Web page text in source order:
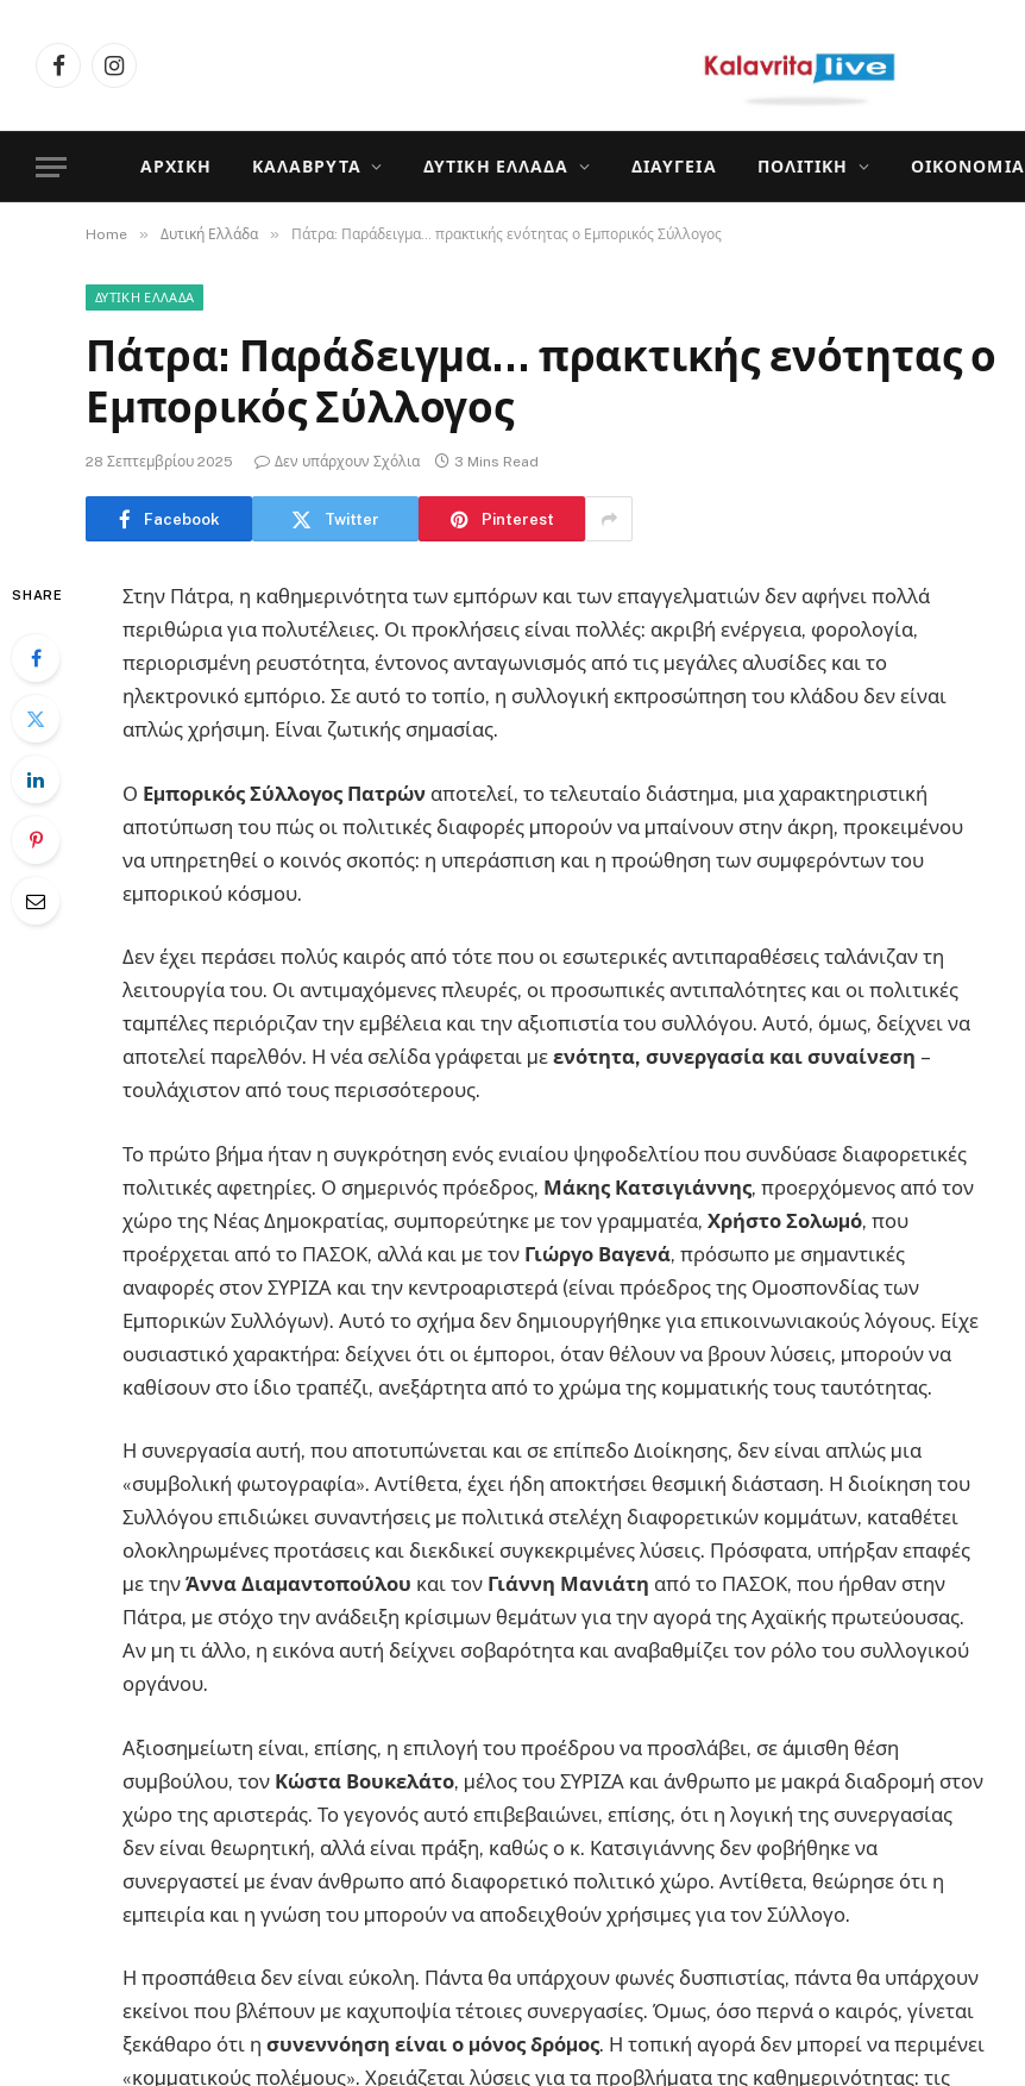
FacebookInstagram
ΑΡΧΙΚΉ ΚΑΛΆΒΡΥΤΑ ΔΥΤΙΚΉ ΕΛΛΆΔΑ ΔΙΑΎΓΕΙΑ ΠΟΛΙΤΙΚΉ ΟΙΚΟΝΟΜΊΑ
Home » Δυτική Ελλάδα » Πάτρα: Παράδειγμα… πρακτικής ενότητας ο Εμπορικός Σύλλογος
ΔΥΤΙΚΉ ΕΛΛΆΔΑ
Πάτρα: Παράδειγμα… πρακτικής ενότητας ο
Εμπορικός Σύλλογος
28 Σεπτεμβρίου 2025 Δεν υπάρχουν Σχόλια 3 Mins Read
Facebook Twitter Pinterest
SHARE
Στην Πάτρα, η καθηµερινότητα των εµπόρων και των επαγγελµατιών δεν αφήνει πολλά
περιθώρια για πολυτέλειες. Οι προκλήσεις είναι πολλές: ακριβή ενέργεια, φορολογία,
περιορισµένη ρευστότητα, έντονος ανταγωνισµός από τις µεγάλες αλυσίδες και το
ηλεκτρονικό εµπόριο. Σε αυτό το τοπίο, η συλλογική εκπροσώπηση του κλάδου δεν είναι
απλώς χρήσιµη. Είναι ζωτικής σηµασίας.
Ο Εµπορικός Σύλλογος Πατρών αποτελεί, το τελευταίο διάστηµα, µια χαρακτηριστική
αποτύπωση του πώς οι πολιτικές διαφορές µπορούν να µπαίνουν στην άκρη, προκειµένου
να υπηρετηθεί ο κοινός σκοπός: η υπεράσπιση και η προώθηση των συµφερόντων του
εµπορικού κόσµου.
Δεν έχει περάσει πολύς καιρός από τότε που οι εσωτερικές αντιπαραθέσεις ταλάνιζαν τη
λειτουργία του. Οι αντιµαχόµενες πλευρές, οι προσωπικές αντιπαλότητες και οι πολιτικές
ταµπέλες περιόριζαν την εµβέλεια και την αξιοπιστία του συλλόγου. Αυτό, όµως, δείχνει να
αποτελεί παρελθόν. Η νέα σελίδα γράφεται µε ενότητα, συνεργασία και συναίνεση –
τουλάχιστον από τους περισσότερους.
Το πρώτο βήµα ήταν η συγκρότηση ενός ενιαίου ψηφοδελτίου που συνδύασε διαφορετικές
πολιτικές αφετηρίες. Ο σηµερινός πρόεδρος, Μάκης Κατσιγιάννης, προερχόµενος από τον
χώρο της Νέας Δηµοκρατίας, συµπορεύτηκε µε τον γραµµατέα, Χρήστο Σολωµό, που
προέρχεται από το ΠΑΣΟΚ, αλλά και µε τον Γιώργο Βαγενά, πρόσωπο µε σηµαντικές
αναφορές στον ΣΥΡΙΖΑ και την κεντροαριστερά (είναι πρόεδρος της Οµοσπονδίας των
Εµπορικών Συλλόγων). Αυτό το σχήµα δεν δηµιουργήθηκε για επικοινωνιακούς λόγους. Είχε
ουσιαστικό χαρακτήρα: δείχνει ότι οι έµποροι, όταν θέλουν να βρουν λύσεις, µπορούν να
καθίσουν στο ίδιο τραπέζι, ανεξάρτητα από το χρώµα της κοµµατικής τους ταυτότητας.
Η συνεργασία αυτή, που αποτυπώνεται και σε επίπεδο Διοίκησης, δεν είναι απλώς µια
«συµβολική φωτογραφία». Αντίθετα, έχει ήδη αποκτήσει θεσµική διάσταση. Η διοίκηση του
Συλλόγου επιδιώκει συναντήσεις µε πολιτικά στελέχη διαφορετικών κοµµάτων, καταθέτει
ολοκληρωµένες προτάσεις και διεκδικεί συγκεκριµένες λύσεις. Πρόσφατα, υπήρξαν επαφές
µε την Άννα Διαµαντοπούλου και τον Γιάννη Μανιάτη από το ΠΑΣΟΚ, που ήρθαν στην
Πάτρα, µε στόχο την ανάδειξη κρίσιµων θεµάτων για την αγορά της Αχαϊκής πρωτεύουσας.
Αν µη τι άλλο, η εικόνα αυτή δείχνει σοβαρότητα και αναβαθµίζει τον ρόλο του συλλογικού
οργάνου.
Αξιοσηµείωτη είναι, επίσης, η επιλογή του προέδρου να προσλάβει, σε άµισθη θέση
συµβούλου, τον Κώστα Βουκελάτο, µέλος του ΣΥΡΙΖΑ και άνθρωπο µε µακρά διαδροµή στον
χώρο της αριστεράς. Το γεγονός αυτό επιβεβαιώνει, επίσης, ότι η λογική της συνεργασίας
δεν είναι θεωρητική, αλλά είναι πράξη, καθώς ο κ. Κατσιγιάννης δεν φοβήθηκε να
συνεργαστεί µε έναν άνθρωπο από διαφορετικό πολιτικό χώρο. Αντίθετα, θεώρησε ότι η
εµπειρία και η γνώση του µπορούν να αποδειχθούν χρήσιµες για τον Σύλλογο.
Η προσπάθεια δεν είναι εύκολη. Πάντα θα υπάρχουν φωνές δυσπιστίας, πάντα θα υπάρχουν
εκείνοι που βλέπουν µε καχυποψία τέτοιες συνεργασίες. Όµως, όσο περνά ο καιρός, γίνεται
ξεκάθαρο ότι η συνεννόηση είναι ο µόνος δρόµος. Η τοπική αγορά δεν µπορεί να περιµένει
«κοµµατικούς πολέµους». Χρειάζεται λύσεις για τα προβλήµατα της καθηµερινότητας: τις